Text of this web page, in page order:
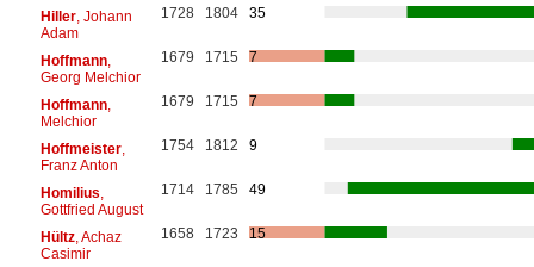
Hiller, Johann
Adam
1728 1804 35
Hoffmann,
Georg Melchior
1679 1715 7
Hoffmann,
Melchior
1679 1715 7
Hoffmeister,
Franz Anton
1754 1812 9
Homilius
Gottfried August
1714 1785 49
Hültz, Achaz
Casimir
1658 1723 15